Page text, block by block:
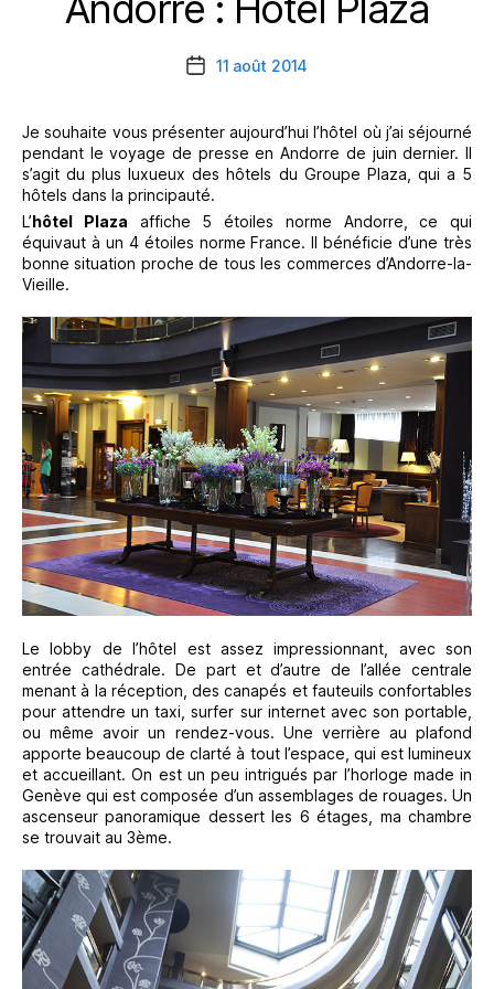
Date11 août 2014
Je souhaite vous présenter aujourd’hui l’hôtel où j’ai séjourné
pendant le voyage de presse en Andorre de juin dernier. Il
s’agit du plus luxueux des hôtels du Groupe Plaza, qui a 5
hôtels dans la principauté.
L’hôtel Plaza affiche 5 étoiles norme Andorre, ce qui
équivaut à un 4 étoiles norme France. Il bénéficie d’une très
bonne situation proche de tous les commerces d’Andorre-la-
Vieille.
Le lobby de l’hôtel est assez impressionnant, avec son
entrée cathédrale. De part et d’autre de l’allée centrale
menant à la réception, des canapés et fauteuils confortables
pour attendre un taxi, surfer sur internet avec son portable,
ou même avoir un rendez-vous. Une verrière au plafond
apporte beaucoup de clarté à tout l’espace, qui est lumineux
et accueillant. On est un peu intrigués par l’horloge made in
Genève qui est composée d’un assemblages de rouages. Un
ascenseur panoramique dessert les 6 étages, ma chambre
se trouvait au 3ème.